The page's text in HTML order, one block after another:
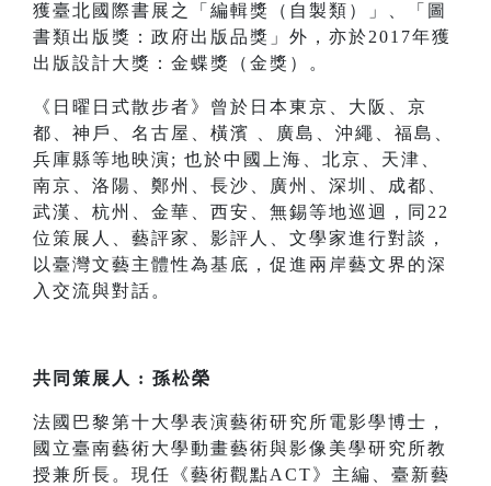
獲臺北國際書展之「編輯獎（自製類）」、「圖
書類出版獎：政府出版品獎」外，亦於2017年獲
出版設計大獎：金蝶獎（金獎）。
《日曜日式散步者》曾於日本東京、大阪、京
都、神戶、名古屋、橫濱 、廣島、沖繩、福島、
兵庫縣等地映演; 也於中國上海、北京、天津、
南京、洛陽、鄭州、長沙、廣州、深圳、成都、
武漢、杭州、金華、西安、無錫等地巡迴，同22
位策展人、藝評家、影評人、文學家進行對談，
以臺灣文藝主體性為基底，促進兩岸藝文界的深
入交流與對話。
共同策展人 : 孫松榮
法國巴黎第十大學表演藝術研究所電影學博士，
國立臺南藝術大學動畫藝術與影像美學研究所教
授兼所長。現任《藝術觀點ACT》主編、臺新藝